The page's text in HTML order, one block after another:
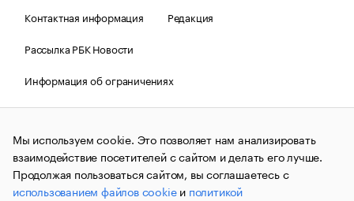
Контактная информация
Редакция
Рассылка РБК Новости
Информация об ограничениях
Правовая информация
О соблюдении авторских прав
© АО «РОСБИЗНЕСКОНСАЛТИНГ»,1995–2026.Сообщения
и материалы информационного агентства «РБК»
(зарегистрировано Федеральной службой по надзору в сфере
связи, информационных технологий и массовых
коммуникаций (Роскомнадзор) 09.12.2015 за номером ИА
Мы используем cookie. Это позволяет нам анализировать
взаимодействие посетителей с сайтом и делать его лучше.
Продолжая пользоваться сайтом, вы соглашаетесь с
использованием файлов cookieи политикой